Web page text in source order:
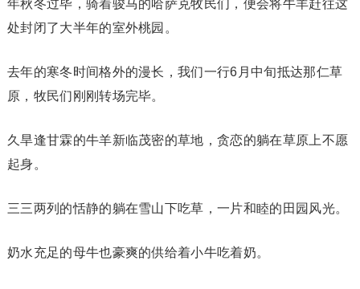
年秋冬过毕，骑着骏马的哈萨克牧民们，便会将牛羊赶往这
处封闭了大半年的室外桃园。
去年的寒冬时间格外的漫长，我们一行6月中旬抵达那仁草
原，牧民们刚刚转场完毕。
久旱逢甘霖的牛羊新临茂密的草地，贪恋的躺在草原上不愿
起身。
三三两列的恬静的躺在雪山下吃草，一片和睦的田园风光。
奶水充足的母牛也豪爽的供给着小牛吃着奶。